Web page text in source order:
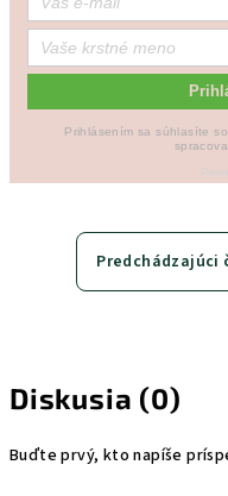
Prihlásením sa súhlasíte
Predchádzajúci
Diskusia (0)
Buďte prvý, kto napíše